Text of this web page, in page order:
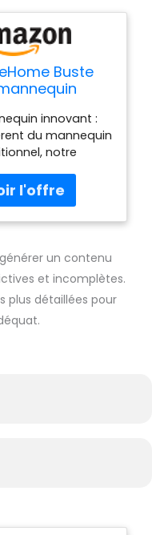
Buste
en
pour
présentoir
avec
en métal
vêtements,
bijoux
innovant :
du mannequin
notre
en métal et
rectangulaire,
tous
Il a une
capacité de
que le style
Le support
doré et la
est
et plus
un contenu
et incomplètes.
plus détaillées pour